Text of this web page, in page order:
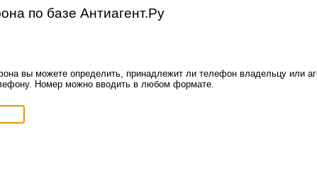
по базе Антиагент.Ру
вы можете определить, принадлежит ли телефон владельцу или
Номер можно вводить в любом формате.